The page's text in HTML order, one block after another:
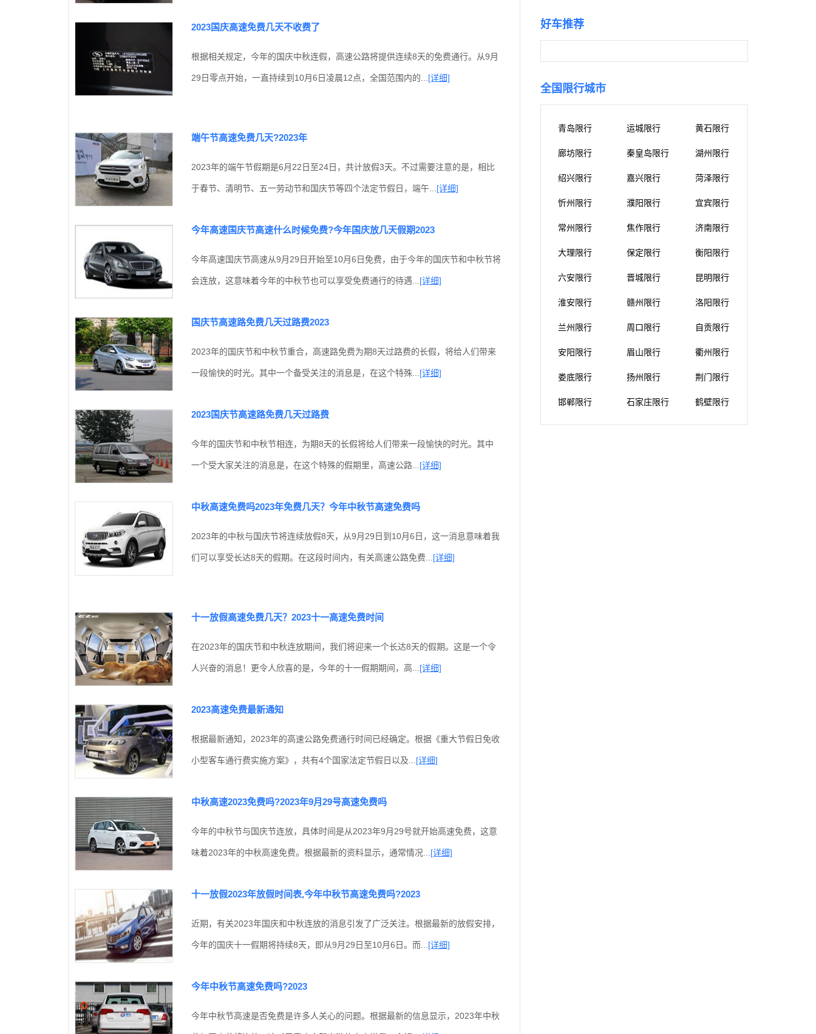
2023国庆高速免费几天不收费了
根据相关规定，今年的国庆中秋连假，高速公路将提供连续8天的免费通行。从9月
29日零点开始，一直持续到10月6日凌晨12点，全国范围内的... [详细]
端午节高速免费几天?2023年
2023年的端午节假期是6月22日至24日，共计放假3天。不过需要注意的是，相比
于春节、清明节、五一劳动节和国庆节等四个法定节假日，端午... [详细]
今年高速国庆节高速什么时候免费?今年国庆放几天假期2023
今年高速国庆节高速从9月29日开始至10月6日免费，由于今年的国庆节和中秋节将
会连放，这意味着今年的中秋节也可以享受免费通行的待遇... [详细]
国庆节高速路免费几天过路费2023
2023年的国庆节和中秋节重合，高速路免费为期8天过路费的长假，将给人们带来
一段愉快的时光。其中一个备受关注的消息是，在这个特殊... [详细]
2023国庆节高速路免费几天过路费
今年的国庆节和中秋节相连，为期8天的长假将给人们带来一段愉快的时光。其中
一个受大家关注的消息是，在这个特殊的假期里，高速公路... [详细]
中秋高速免费吗2023年免费几天？今年中秋节高速免费吗
2023年的中秋与国庆节将连续放假8天，从9月29日到10月6日，这一消息意味着我
们可以享受长达8天的假期。在这段时间内，有关高速公路免费... [详细]
十一放假高速免费几天？2023十一高速免费时间
在2023年的国庆节和中秋连放期间，我们将迎来一个长达8天的假期。这是一个令
人兴奋的消息！更令人欣喜的是，今年的十一假期期间，高... [详细]
2023高速免费最新通知
根据最新通知，2023年的高速公路免费通行时间已经确定。根据《重大节假日免收
小型客车通行费实施方案》，共有4个国家法定节假日以及... [详细]
中秋高速2023免费吗?2023年9月29号高速免费吗
今年的中秋节与国庆节连放，具体时间是从2023年9月29号就开始高速免费，这意
味着2023年的中秋高速免费。根据最新的资料显示，通常情况... [详细]
十一放假2023年放假时间表,今年中秋节高速免费吗?2023
近期，有关2023年国庆和中秋连放的消息引发了广泛关注。根据最新的放假安排，
今年的国庆十一假期将持续8天，即从9月29日至10月6日。而... [详细]
今年中秋节高速免费吗?2023
今年中秋节高速是否免费是许多人关心的问题。根据最新的信息显示，2023年中秋
好车推荐
全国限行城市
青岛限行 运城限行 黄石限行
廊坊限行 秦皇岛限行 湖州限行
绍兴限行 嘉兴限行 菏泽限行
忻州限行 濮阳限行 宜宾限行
常州限行 焦作限行 济南限行
大理限行 保定限行 衡阳限行
六安限行 晋城限行 昆明限行
淮安限行 赣州限行 洛阳限行
兰州限行 周口限行 自贡限行
安阳限行 眉山限行 衢州限行
娄底限行 扬州限行 荆门限行
邯郸限行 石家庄限行 鹤壁限行